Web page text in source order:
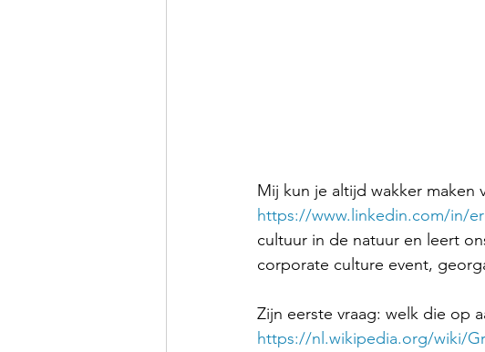
Mij kun je altijd wakker maken
https://www.linkedin.com/in/
cultuur in de natuur en leert
corporate culture event,
Zijn eerste vraag: welk die op
https://nl.wikipedia.org/wiki/